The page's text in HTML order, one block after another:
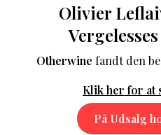
Olivier
Otherwine fandt den
Klik her for at
På Udsalg